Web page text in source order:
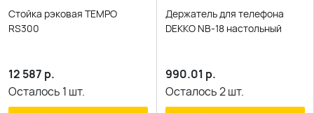
Стойка рэковая TEMPO
RS300
12 587 р.
Осталось 1 шт.
Держатель для телефона
DEKKO NB-18 настольный
990.01 р.
Осталось2шт.